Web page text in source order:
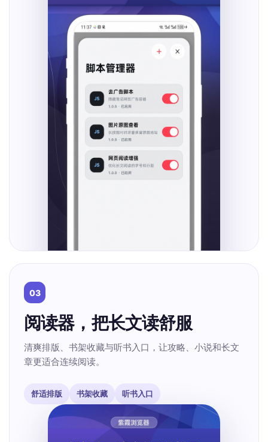
03
阅读器，把长文读舒服
清爽排版、书架收藏与听书入口，让攻略、小说和长文
章更适合连续阅读。
舒适排版 书架收藏 听书入口